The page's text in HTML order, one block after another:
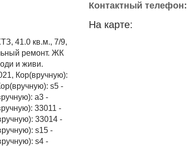
Контактный телефон:
41.0 кв.м., 7/9,
ремонт. ЖК
и живи.
Кор(вручную):
s5 -
a3 -
33011 -
33014 -
s15 -
s4 -
На карте: